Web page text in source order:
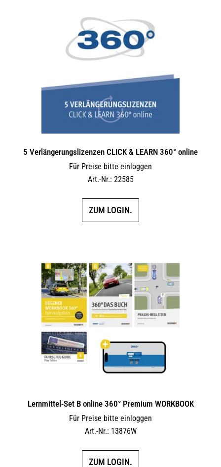
5 Verlängerungs­lizenzen CLICK & LEARN 360° online
Für Preise bitte einloggen
Art.-Nr.: 22585
ZUM LOGIN.
Lernmittel-Set B online 360° Premium WORKBOOK
Für Preise bitte einloggen
Art.-Nr.: 13876W
ZUM LOGIN.